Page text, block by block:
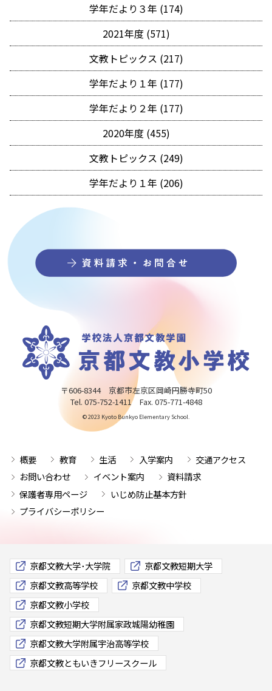
学年だより３年 (174)
2021年度 (571)
文教トピックス (217)
学年だより１年 (177)
学年だより２年 (177)
2020年度 (455)
文教トピックス (249)
学年だより１年 (206)
〒606-8344 京都市左京区岡崎円勝寺町50
Tel. 075-752-1411 Fax. 075-771-4848
© 2023 Kyoto Bunkyo Elementary School.
概要 教育 生活 入学案内
交通アクセス
お問い合わせ
イベント案内
資料請求
保護者専用ページ
いじめ防止基本方針
プライバシーポリシー
京都文教大学･大学院
京都文教短期大学
京都文教高等学校
京都文教中学校
京都文教小学校
京都文教短期大学附属家政城陽幼稚園
京都文教大学附属宇治高等学校
京都文教ともいきフリースクール